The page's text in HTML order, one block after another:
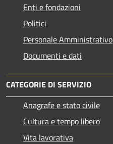
Enti e fondazioni
Politici
Personale Amministrativo
Documenti e dati
CATEGORIE DI SERVIZIO
Anagrafe e stato civile
Cultura e tempo libero
Vita lavorativa